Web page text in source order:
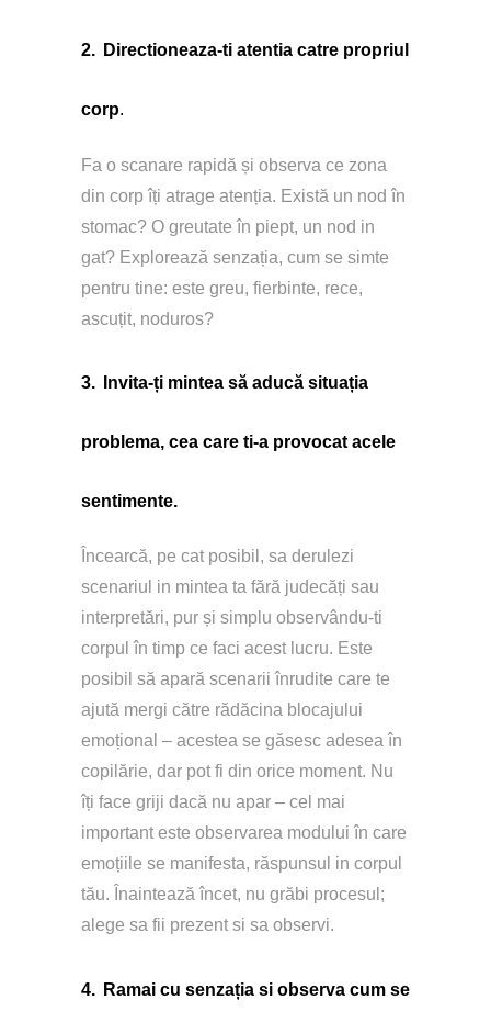
2. Directioneaza-ti atentia catre propriul
corp.
Fa o scanare rapidă și observa ce zona
din corp îți atrage atenția. Există un nod în
stomac? O greutate în piept, un nod in
gat? Explorează senzația, cum se simte
pentru tine: este greu, fierbinte, rece,
ascuțit, noduros?
3. Invita-ți mintea să aducă situația
problema, cea care ti-a provocat acele
sentimente.
Încearcă, pe cat posibil, sa derulezi
scenariul in mintea ta fără judecăți sau
interpretări, pur și simplu observându-ti
corpul în timp ce faci acest lucru. Este
posibil să apară scenarii înrudite care te
ajută mergi către rădăcina blocajului
emoțional – acestea se găsesc adesea în
copilărie, dar pot fi din orice moment. Nu
îți face griji dacă nu apar – cel mai
important este observarea modului în care
emoțiile se manifesta, răspunsul in corpul
tău. Înaintează încet, nu grăbi procesul;
alege sa fii prezent si sa observi.
4. Ramai cu senzația si observa cum se